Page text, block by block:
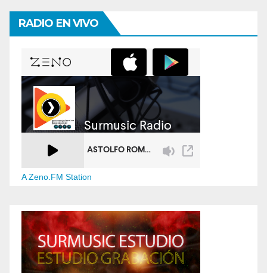
RADIO EN VIVO
A Zeno.FM Station